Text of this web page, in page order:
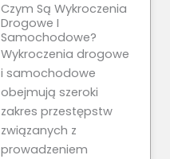
Czym Są Wykroczenia
Drogowe I
Samochodowe?
Wykroczenia drogowe
i samochodowe
obejmują szeroki
zakres przestępstw
związanych z
prowadzeniem